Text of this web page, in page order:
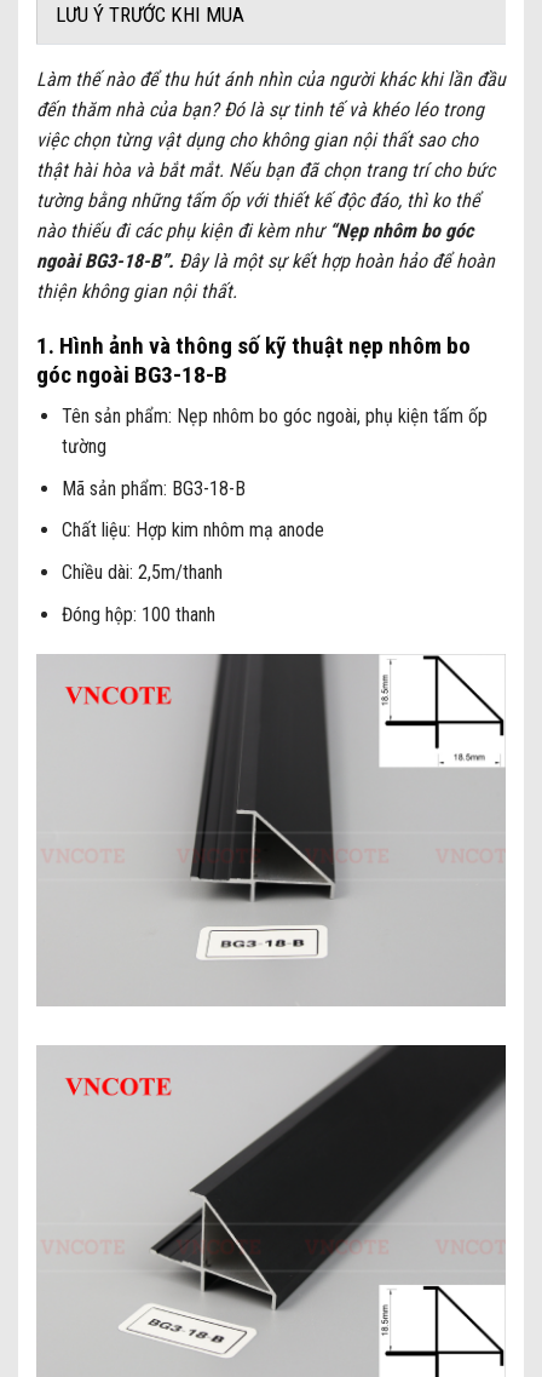
LƯU Ý TRƯỚC KHI MUA
Làm thế nào để thu hút ánh nhìn của người khác khi lần đầu
đến thăm nhà của bạn? Đó là sự tinh tế và khéo léo trong
việc chọn từng vật dụng cho không gian nội thất sao cho
thật hài hòa và bắt mắt. Nếu bạn đã chọn trang trí cho bức
tường bằng những tấm ốp với thiết kế độc đáo, thì ko thể
nào thiếu đi các phụ kiện đi kèm như “Nẹp nhôm bo góc
ngoài BG3-18-B”. Đây là một sự kết hợp hoàn hảo để hoàn
thiện không gian nội thất.
1. Hình ảnh và thông số kỹ thuật nẹp nhôm bo
góc ngoài BG3-18-B
Tên sản phẩm: Nẹp nhôm bo góc ngoài, phụ kiện tấm ốp
tường
Mã sản phẩm: BG3-18-B
Chất liệu: Hợp kim nhôm mạ anode
Chiều dài: 2,5m/thanh
Đóng hộp: 100 thanh